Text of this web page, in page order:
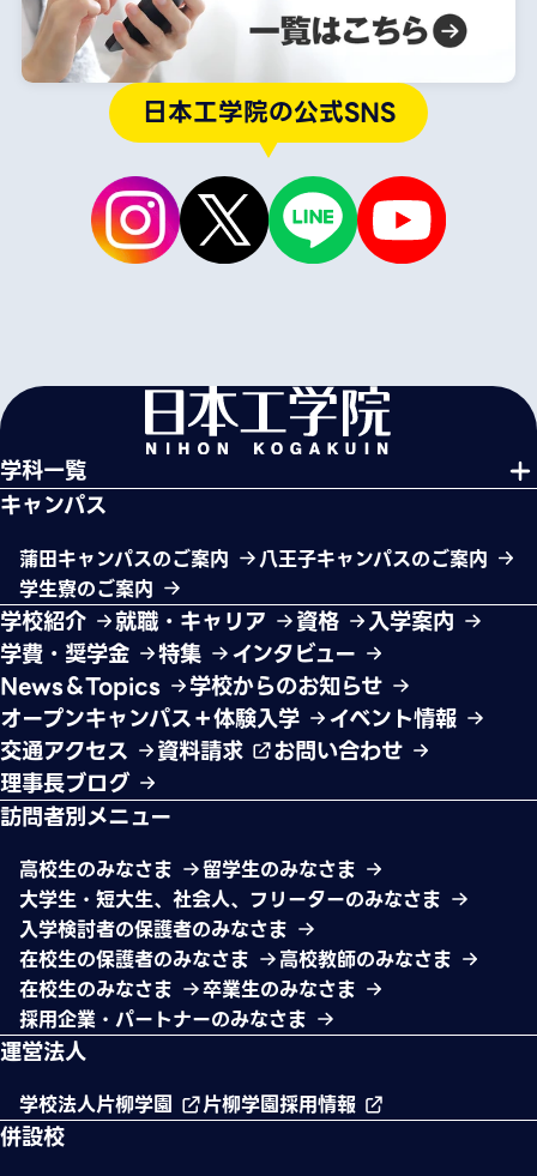
日本工学院の公式SNS
学科一覧
キャンパス
蒲田キャンパスのご案内
八王子キャンパスのご案内
学生寮のご案内
学校紹介 就職・キャリア 資格
入学案内
学費・奨学金
特集
インタビュー
News＆Topics
学校からのお知らせ
オープンキャンパス＋体験入学
イベント情報
交通アクセス
資料請求
お問い合わせ
理事長ブログ
訪問者別メニュー
高校生のみなさま
留学生のみなさま
大学生・短大生、社会人、フリーターのみなさま
入学検討者の保護者のみなさま
在校生の保護者のみなさま
高校教師のみなさま
在校生のみなさま
卒業生のみなさま
採用企業・パートナーのみなさま
運営法人
学校法人片柳学園 片柳学園採用情報
併設校